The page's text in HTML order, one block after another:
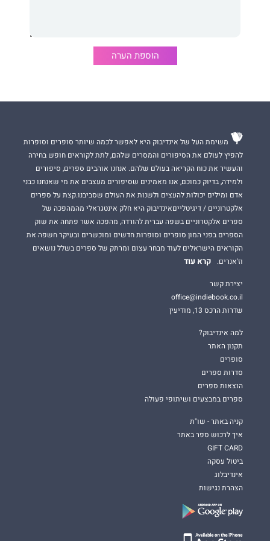
הכפר המכושף המתואר כאן הוא מיקרוקוסמוס שמאפשר התבוננות
הוספת הערה
משימת העל של אינדיבוק היא לאפשר לכמה שיותר סופרים וסופרות
להפיץ לעולם את הסיפורים והמסרים שלהם, לתת לקוראים חופש בחירה
והעשיר את כוח הקריאה בעולם שלהם. אנחנו אוהבים ספרים, סיפורים
ולמידה, בדיוק כמוכם, אנו מאמינים שסיפורים מעצבים את מי שאנחנו כבני
אדם ומילים יכולות להעצים ולשנות את העולם שסביבנו.קצת על ספרים
אלקטרוניים / דיגיטלייםאינדיבוק היא חלק אינטגראלי מהמהפכה של
ספרים אלקטרוניים בשפה עברית להורדה, מהפכה אשר פתחה את שוק
הספרים בפני המון סופרים וסופרות חדשים ומוכשרים ובעיקר חשפה את
הקוראים הישראלים לעוד מבחר עצום ומרתק של ספרים בשלל נושאים
וז'אנרים.
קרא עוד
יצירת קשר
office@indiebook.co.il
שדרות הרכס 13, מודיעין
למה אינדיבוק?
תקנון האתר
סופרים
סדרות ספרים
הוצאות ספרים
ספרים במבצעים ושיתופי פעולה
קניה באתר - שו"ת
איך לרכוש ספר באתר
GIFT CARD
ביטול עסקה
אינדיבלוג
הצהרת נגישות